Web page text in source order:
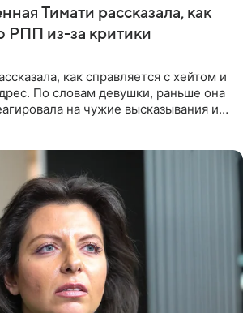
Тимати рассказала, как
РПП из-за критики
как справляется с хейтом и
По словам девушки, раньше она
на чужие высказывания и